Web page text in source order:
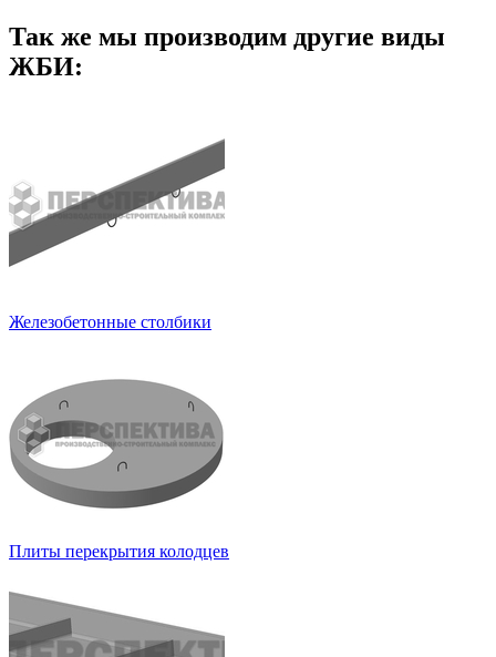
Так же мы производим другие виды
ЖБИ:
Железобетонные столбики
Плиты перекрытия колодцев